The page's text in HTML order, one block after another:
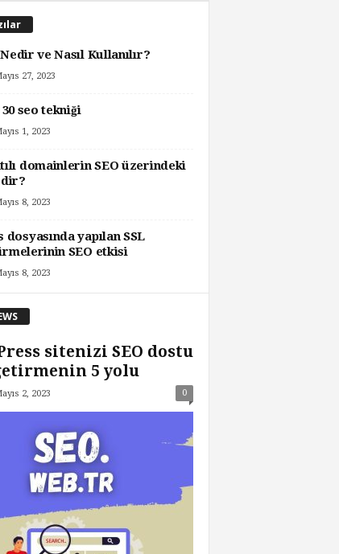
ve Nasıl Kullanılır?
27, 2023
seo tekniği
1, 2023
domainlerin SEO üzerindeki
8, 2023
dosyasında yapılan SSL
SEO etkisi
8, 2023
sitenizi SEO dostu
5 yolu
2, 2023 0